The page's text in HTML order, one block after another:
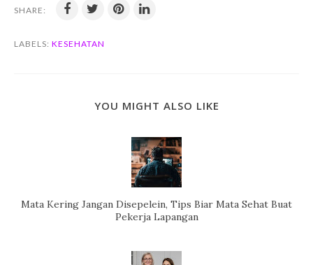
SHARE:
LABELS: KESEHATAN
YOU MIGHT ALSO LIKE
Mata Kering Jangan Disepelein, Tips Biar Mata Sehat Buat
Pekerja Lapangan